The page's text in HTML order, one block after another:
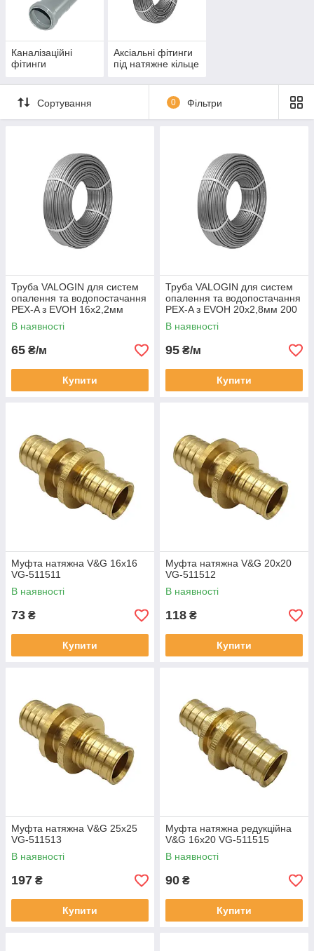
Реалізовані нами поліпропіленові фітинги для
поліетиленових труб відповідають високим європейським
стандартам якості.
У нашому магазині також представлені обтискні, каналізаційні
і фітинги фітинги під прес.
Каналізаційні
фітинги
Аксіальні фітинги
під натяжне кільце
Сортування 0 Фільтри
Труба VALOGIN для систем
опалення та водопостачання
PEX-A з EVOH 16х2,2мм
200м VG-2216.200
В наявності
65 ₴/м
Купити
Труба VALOGIN для систем
опалення та водопостачання
PEX-A з EVOH 20х2,8мм 200
м VG-2820.200
В наявності
95 ₴/м
Купити
Муфта натяжна V&G 16x16
VG-511511
В наявності
73 ₴
Купити
Муфта натяжна V&G 20x20
VG-511512
В наявності
118 ₴
Купити
Муфта натяжна V&G 25x25
VG-511513
В наявності
197 ₴
Купити
Муфта натяжна редукційна
V&G 16x20 VG-511515
В наявності
90 ₴
Купити